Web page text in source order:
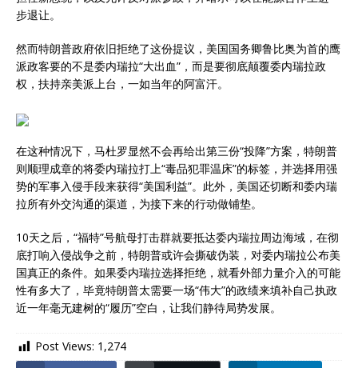
步退让。
然而特朗普政府依旧拒绝了这份提议，美国国务卿鲁比奥为首的鹰
派政客要的不是委内瑞拉“大出血”，而是要彻底颠覆委内瑞拉政
权，扶持亲美派上台，一如当年的阿富汗。
在这种情况下，马杜罗显然不会再给出第三份“投降”方案，特朗普
则顺理成章的将委内瑞拉打上“毒品犯罪温床”的标签，并选择用强
势的军事入侵手段来获得“美国利益”。此外，美国还切断和委内瑞
拉所有外交沟通的渠道，为接下来的行动做铺垫。
10天之后，“福特”号航母打击群就要抵达委内瑞拉周边海域，在彻
底打响入侵战争之前，特朗普或许会撕破伪装，对委内瑞拉公布美
国真正的条件。如果委内瑞拉选择拒绝，就看外部力量介入的可能
性有多大了，毕竟特朗普太需要一场“伟大”的政绩来填补自己执政
近一年毫无建树的“履历”空白，让我们静待局势发展。
Post Views: 1,274